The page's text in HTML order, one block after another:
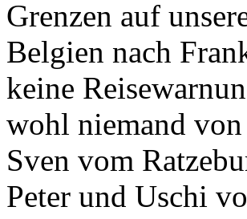
Grenzen auf
Belgien nach
keine
wohl niemand
Sven vom
Peter und Uschi